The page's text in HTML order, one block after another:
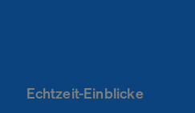
Echtzeit-Einblicke